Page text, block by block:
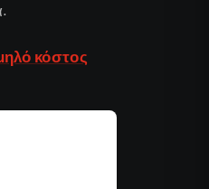
κόστος